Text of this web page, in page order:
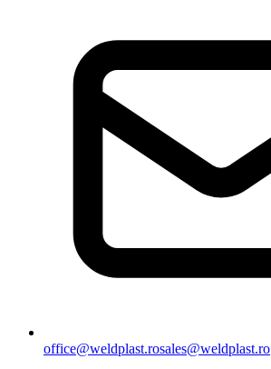
office@weldplast.rosales@weldplast.ro